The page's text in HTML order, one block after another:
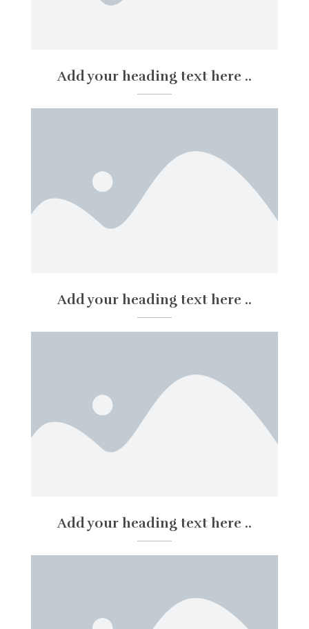
Add your heading text here ..
Add your heading text here ..
Add your heading text here ..